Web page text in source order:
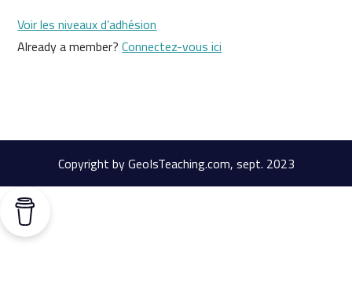
Voir les niveaux d’adhésion
Already a member?Connectez-vous ici
Copyright by GeoIsTeaching.com, sept. 2023